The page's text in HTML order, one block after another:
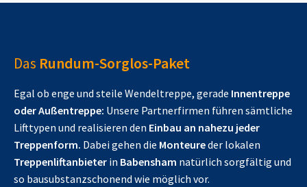
Das Rundum-Sorglos-Paket
Egal ob enge und steile Wendeltreppe, gerade Innentreppe
oder Außentreppe: Unsere Partnerfirmen führen sämtliche
Lifttypen und realisieren den Einbau an nahezu jeder
Treppenform. Dabei gehen die Monteureder lokalen
Treppenliftanbieter in Babensham natürlich sorgfältig und
so bausubstanzschonend wie möglich vor.